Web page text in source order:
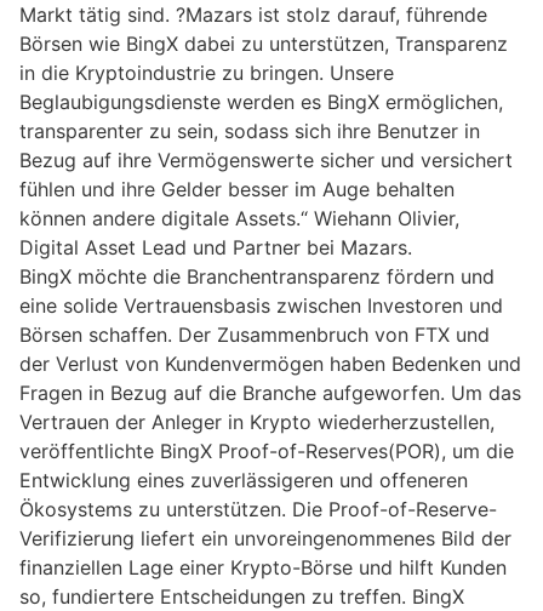
Markt tätig sind. ?Mazars ist stolz darauf, führende
Börsen wie BingX dabei zu unterstützen, Transparenz
in die Kryptoindustrie zu bringen. Unsere
Beglaubigungsdienste werden es BingX ermöglichen,
transparenter zu sein, sodass sich ihre Benutzer in
Bezug auf ihre Vermögenswerte sicher und versichert
fühlen und ihre Gelder besser im Auge behalten
können andere digitale Assets.“ Wiehann Olivier,
Digital Asset Lead und Partner bei Mazars.
BingX möchte die Branchentransparenz fördern und
eine solide Vertrauensbasis zwischen Investoren und
Börsen schaffen. Der Zusammenbruch von FTX und
der Verlust von Kundenvermögen haben Bedenken und
Fragen in Bezug auf die Branche aufgeworfen. Um das
Vertrauen der Anleger in Krypto wiederherzustellen,
veröffentlichte BingX Proof-of-Reserves(POR), um die
Entwicklung eines zuverlässigeren und offeneren
Ökosystems zu unterstützen. Die Proof-of-Reserve-
Verifizierung liefert ein unvoreingenommenes Bild der
finanziellen Lage einer Krypto-Börse und hilft Kunden
so, fundiertere Entscheidungen zu treffen. BingX